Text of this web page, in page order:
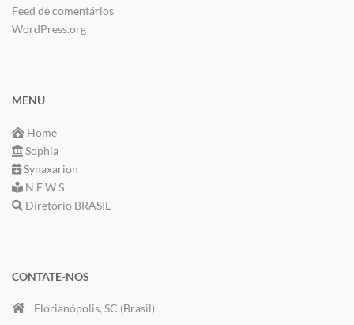
Feed de comentários
WordPress.org
MENU
Home
Sophia
Synaxarion
N E W S
Diretório BRASIL
CONTATE-NOS
Florianópolis, SC (Brasil)